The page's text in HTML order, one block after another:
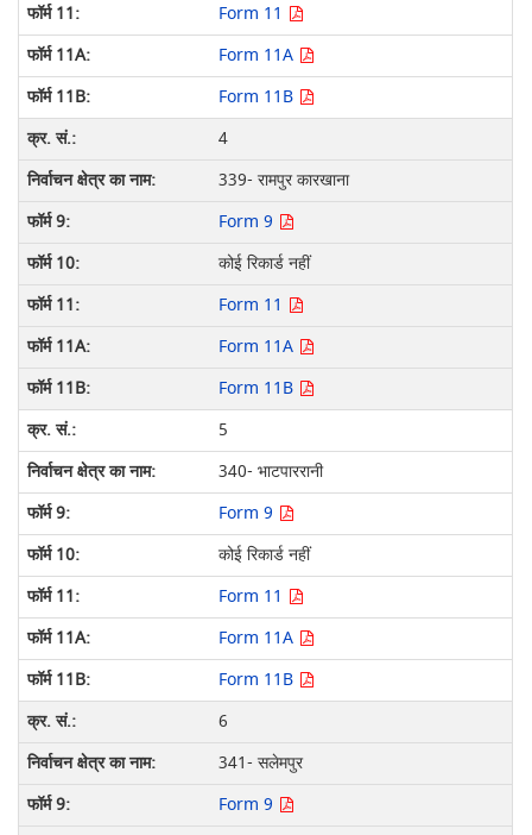
Form 11
Form 11A
Form 11B
4
339- रामपुर कारखाना
Form 9
कोई रिकार्ड नहीं
Form 11
Form 11A
Form 11B
5
340- भाटपाररानी
Form 9
कोई रिकार्ड नहीं
Form 11
Form 11A
Form 11B
6
341- सलेमपुर
Form 9